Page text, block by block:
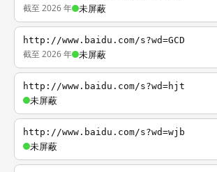
截至 2026 年 未屏蔽
http://www.baidu.com/s?wd=GCD
截至 2026 年 未屏蔽
http://www.baidu.com/s?wd=hjt
未屏蔽
http://www.baidu.com/s?wd=wjb
未屏蔽